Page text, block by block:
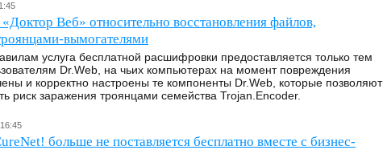
Веб» относительно восстановления файлов,
вымогателями
услуга бесплатной расшифровки предоставляется только тем
Dr.Web, на чьих компьютерах на момент повреждения
и корректно настроены те компоненты Dr.Web, которые позволяют
риск заражения троянцами семейства Trojan.Encoder.
больше не поставляется бесплатно вместе с бизнес-